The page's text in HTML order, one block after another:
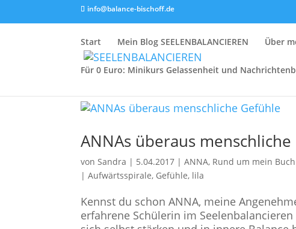
info@balance-bischoff.de
Start Mein Blog SEELENBALANCIEREN Über
Für 0 Euro: Minikurs Gelassenheit und
ANNAs überaus
vonSandra | 5.04.2017 |ANNA, Rund um mein
|Aufwärtsspirale, Gefühle, lila
Kennst du schon ANNA, meine
erfahrene Schülerin im